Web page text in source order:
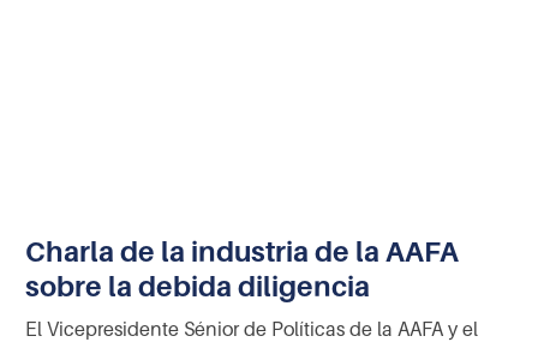
Charla de la industria de la AAFA
sobre la debida diligencia
El Vicepresidente Sénior de Políticas de la AAFA y el